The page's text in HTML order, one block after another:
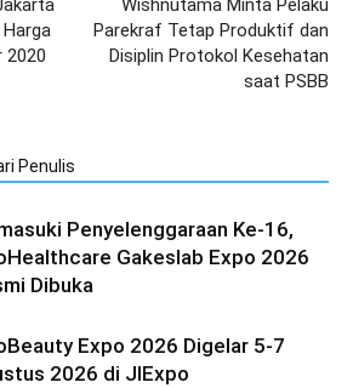
2020
Wishnutama Minta Pelaku
Parekraf Tetap Produktif dan
Disiplin Protokol Kesehatan
saat PSBB
Penulis
Penyelenggaraan Ke-16,
Gakeslab Expo 2026
Dibuka
Expo 2026 Digelar 5-7
2026 di JIExpo